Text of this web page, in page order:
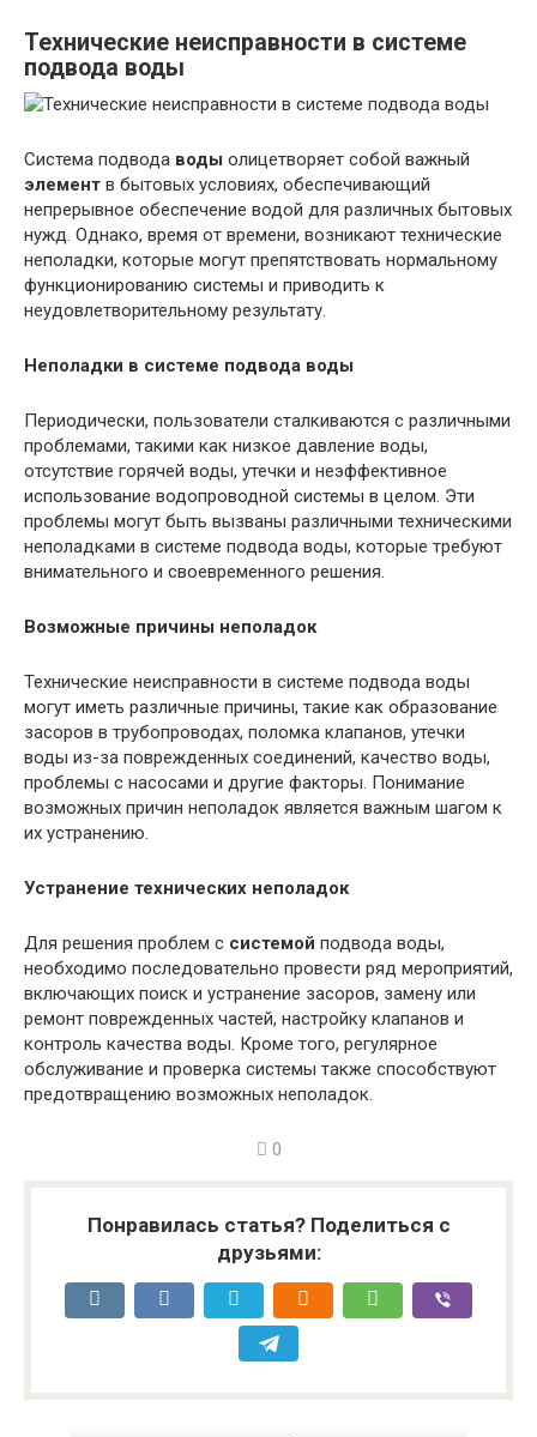
Технические неисправности в системе
подвода воды
Система подвода воды олицетворяет собой важный
элемент в бытовых условиях, обеспечивающий
непрерывное обеспечение водой для различных бытовых
нужд. Однако, время от времени, возникают технические
неполадки, которые могут препятствовать нормальному
функционированию системы и приводить к
неудовлетворительному результату.
Неполадки в системе подвода воды
Периодически, пользователи сталкиваются с различными
проблемами, такими как низкое давление воды,
отсутствие горячей воды, утечки и неэффективное
использование водопроводной системы в целом. Эти
проблемы могут быть вызваны различными техническими
неполадками в системе подвода воды, которые требуют
внимательного и своевременного решения.
Возможные причины неполадок
Технические неисправности в системе подвода воды
могут иметь различные причины, такие как образование
засоров в трубопроводах, поломка клапанов, утечки
воды из-за поврежденных соединений, качество воды,
проблемы с насосами и другие факторы. Понимание
возможных причин неполадок является важным шагом к
их устранению.
Устранение технических неполадок
Для решения проблем с системой подвода воды,
необходимо последовательно провести ряд мероприятий,
включающих поиск и устранение засоров, замену или
ремонт поврежденных частей, настройку клапанов и
контроль качества воды. Кроме того, регулярное
обслуживание и проверка системы также способствуют
предотвращению возможных неполадок.
0
Понравилась статья? Поделиться с
друзьями: